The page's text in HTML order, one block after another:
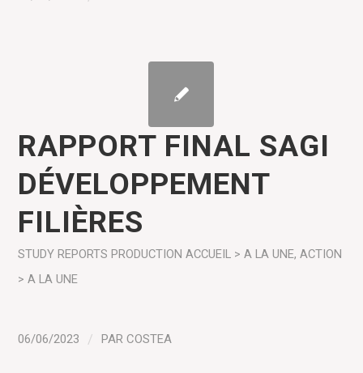
RAPPORT FINAL SAGI
DÉVELOPPEMENT
FILIÈRES
STUDY REPORTS PRODUCTION ACCUEIL > A LA UNE,ACTION
> A LA UNE
06/06/2023 / PARCOSTEA